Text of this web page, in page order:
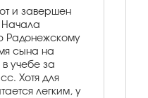
и завершен
Начала
Радонежскому
сына на
учебе за
Хотя для
легким, у